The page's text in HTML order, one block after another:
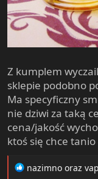
Z kumplem
sklepie podobno
Ma specyficzny
nie dziwi za taką
cena/jakość
ktoś się chce
R
nazimno oraz